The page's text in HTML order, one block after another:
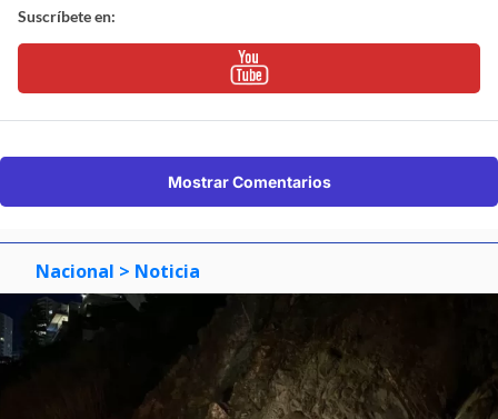
Suscríbete en:
Mostrar Comentarios
Nacional > Noticia